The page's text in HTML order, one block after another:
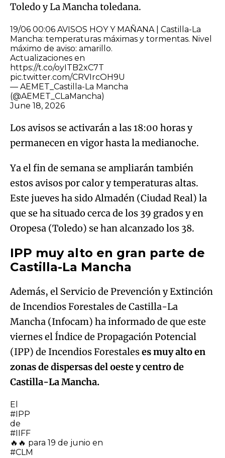
Toledo y La Mancha toledana.
19/06 00:06 AVISOS HOY Y MAÑANA | Castilla-La
Mancha: temperaturas máximas y tormentas. Nivel
máximo de aviso: amarillo.
Actualizaciones en
https://t.co/oyITB2xC7T
pic.twitter.com/CRVIrcOH9U
— AEMET_Castilla-La Mancha
(@AEMET_CLaMancha)
June 18, 2026
Los avisos se activarán a las 18:00 horas y
permanecen en vigor hasta la medianoche.
Ya el fin de semana se ampliarán también
estos avisos por calor y temperaturas altas.
Este jueves ha sido Almadén (Ciudad Real) la
que se ha situado cerca de los 39 grados y en
Oropesa (Toledo) se han alcanzado los 38.
IPP muy alto en gran parte de
Castilla-La Mancha
Además, el Servicio de Prevención y Extinción
de Incendios Forestales de Castilla-La
Mancha (Infocam) ha informado de que este
viernes el Índice de Propagación Potencial
(IPP) de Incendios Forestaleses muy alto en
zonas de dispersas del oeste y centro de
Castilla-La Mancha.
El
#IPP
de
#IIFF
🔥🔥 para 19 de junio en
#CLM